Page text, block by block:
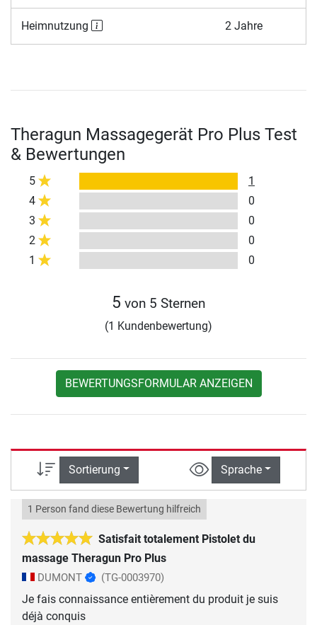
Heimnutzung 2 Jahre
Theragun Massagegerät Pro Plus Test
& Bewertungen
5
1
4
0
3
0
2
0
1
0
5 von 5 Sternen
(1 Kundenbewertung)
BEWERTUNGSFORMULAR ANZEIGEN
Sortierung Sprache
Satisfait totalement Pistolet du
massage Theragun Pro Plus
1 Person fand diese Bewertung hilfreich
DUMONT (TG-0003970)
Je fais connaissance entièrement du produit je suis
déjà conquis